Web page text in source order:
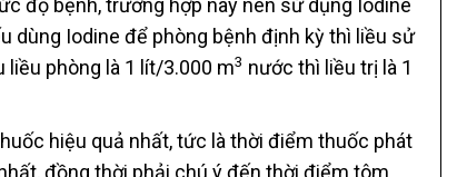
độ bệnh, trường hợp này nên sử dụng Iodine
dùng Iodine để phòng bệnh định kỳ thì liều sử
liều phòng là 1 lít/3.000 m3 nước thì liều trị là 1
hiệu quả nhất, tức là thời điểm thuốc phát
đồng thời phải chú ý đến thời điểm tôm